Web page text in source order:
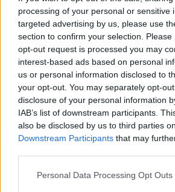
processing of your personal or sensitive
targeted advertising by us, please use
section to confirm your selection.
opt-out request is processed you may
interest-based ads based on personal
us or personal information disclosed to
your opt-out. You may separately opt-
disclosure of your personal information
IAB’s list of downstream participants.
also be disclosed by us to third parties
Downstream Participants that may
Please note that this website/app uses
Personal Data Processing Opt Outs
bramek, kartki, składy, statystyki i
spotkania. To kompletne źródło danych
lokalnej piłki nożnej. Jeżeli aktualnie nie
pracujemy nad tym żeby je uzupełnić.
Wynik meczu Sanovia Lesko vs LKS Tarnawa
Po zakończeniu spotkania automatycznie
spotkania, a także dane meczowe, jeśli są
Pełny harmonogram rozgrywek dostępny
gr. I - terminarz.
Informacje o składach i strzelcach
rezerwowych, zmiany oraz listę